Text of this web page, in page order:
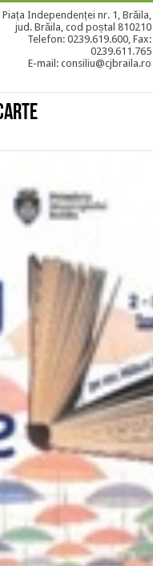
Piața Independenței nr. 1, Brăila,
jud. Brăila, cod poștal 810210
Telefon: 0239.619.600, Fax:
0239.611.765
E-mail: consiliu@cjbraila.ro